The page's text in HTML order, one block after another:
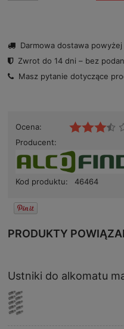
Darmowa dostawa powyżej
Zwrot do 14 dni – bez
Masz pytanie dotyczące
Ocena:
Producent:
Kod produktu: 46464
PRODUKTY
Ustniki do alkomatu